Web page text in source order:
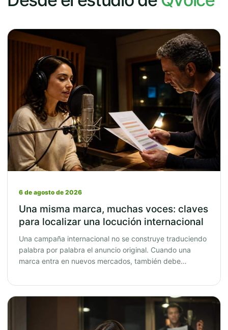
6 de agosto de 2026
Una misma marca, muchas voces: claves
para localizar una locución internacional
Una campaña internacional no se construye traduciendo
palabra por palabra el anuncio original. Cuando una
marca entra en nuevos mercados, también debe…